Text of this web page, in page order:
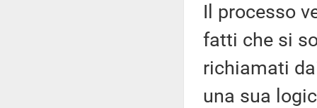
Il processo
fatti che si
richiamati
una sua